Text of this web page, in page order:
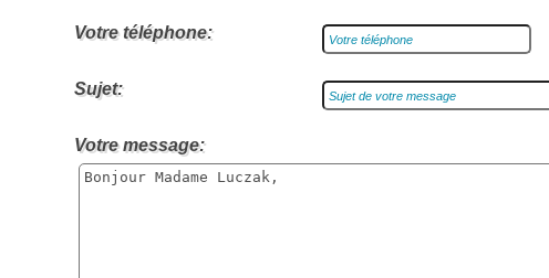
Votre téléphone:
Sujet:
Votre message: